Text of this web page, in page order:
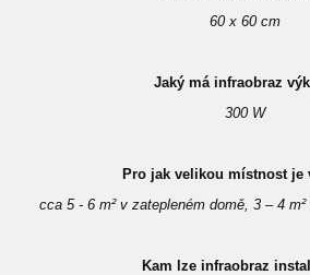
60 x 60 cm
Jaký má infraobraz
300 W
Pro jak velikou místnost je
cca 5 - 6 m² v zatepleném domě, 3 – 4
Kam lze infraobraz